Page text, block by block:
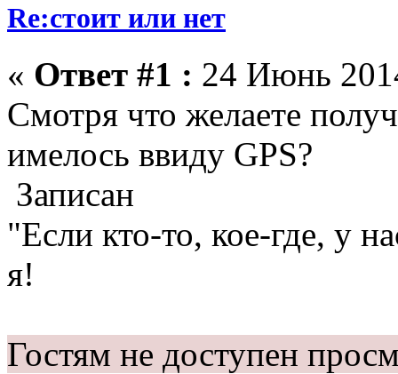
Re:стоит или нет
« Ответ #1 : 24 Июнь
Смотря что желаете
имелось ввиду GPS?
Записан
"Если кто-то, кое-где, у
я!
Гостям не доступен